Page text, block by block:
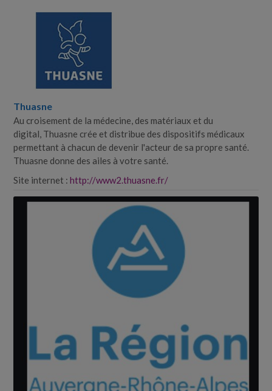
Thuasne
Au croisement de la médecine, des matériaux et du
digital, Thuasne crée et distribue des dispositifs médicaux
permettant à chacun de devenir l'acteur de sa propre santé.
Thuasne donne des ailes à votre santé.
Site internet :http://www2.thuasne.fr/